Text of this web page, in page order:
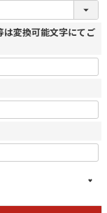
変換可能文字にてご